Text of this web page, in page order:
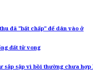
đã "bất chấp" để dân vào ở
đất tử vong
sắp sập vì bồi thường chưa hợp